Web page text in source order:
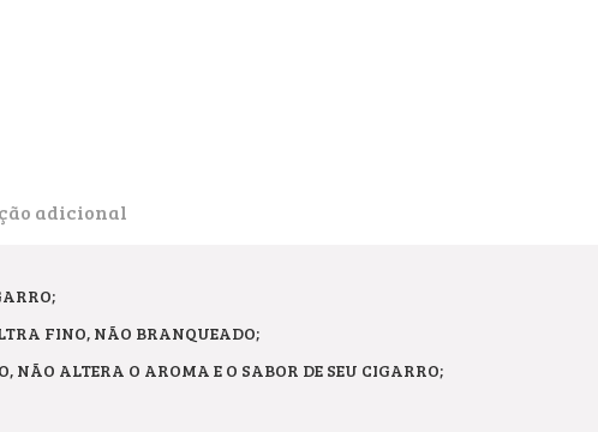
adicional
FINO, NÃO BRANQUEADO;
NÃO ALTERA O AROMA E O SABOR DE SEU CIGARRO;